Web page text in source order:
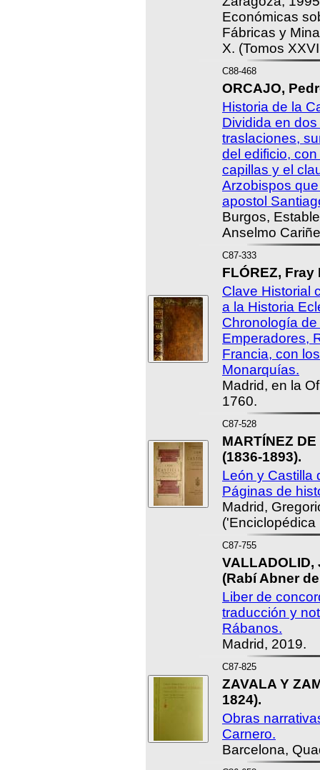
Económicas
Fábricas y
X. (Tomos
C88-468
ORCAJO,
Historia de la
Dividida en
traslaciones,
del edificio,
capillas y el
Arzobispos
apostol
Burgos,
Anselmo
C87-333
FLÓREZ, Fray
Clave Historial
a la Historia
Chronología
Emperadores,
Francia, con
Monarquías.
Madrid, en la
1760.
C87-528
MARTÍNEZ
(1836-1893).
León y Castilla
Páginas de
Madrid,
('Enciclopédica
C87-755
(Rabí Abner
Liber de
traducción y
Rábanos.
Madrid, 2019.
C87-825
ZAVALA Y
1824).
Obras
Carnero.
Barcelona,